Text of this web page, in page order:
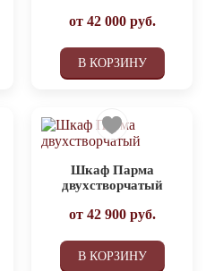
от 42 000руб.
В КОРЗИНУ
Шкаф Парма
двухстворчатый
от 42 900руб.
В КОРЗИНУ